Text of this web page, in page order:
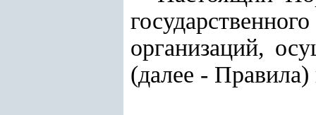
организаций,
(далее -